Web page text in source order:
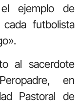
ejemplo de
futbolista
al sacerdote
en
Pastoral de